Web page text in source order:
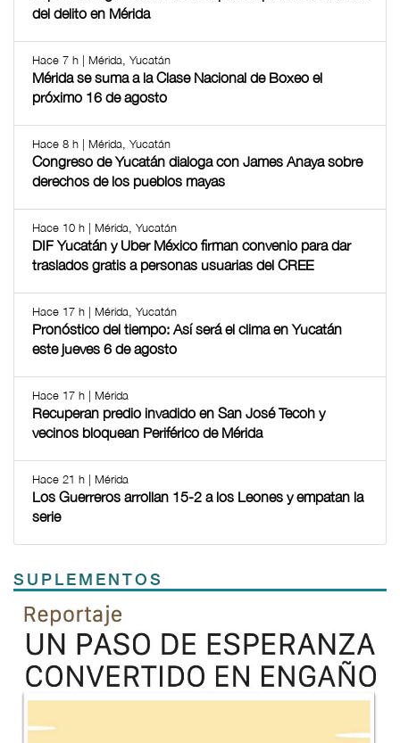
del delito en Mérida
Hace 7 h | Mérida, Yucatán
Mérida se suma a la Clase Nacional de Boxeo el
próximo 16 de agosto
Hace 8 h | Mérida, Yucatán
Congreso de Yucatán dialoga con James Anaya sobre
derechos de los pueblos mayas
Hace 10 h | Mérida, Yucatán
DIF Yucatán y Uber México firman convenio para dar
traslados gratis a personas usuarias del CREE
Hace 17 h | Mérida, Yucatán
Pronóstico del tiempo: Así será el clima en Yucatán
este jueves 6 de agosto
Hace 17 h | Mérida
Recuperan predio invadido en San José Tecoh y
vecinos bloquean Periférico de Mérida
Hace 21 h | Mérida
Los Guerreros arrollan 15-2 a los Leones y empatan la
serie
SUPLEMENTOS
Previous
TODOS LOS SUPLEMENTOS